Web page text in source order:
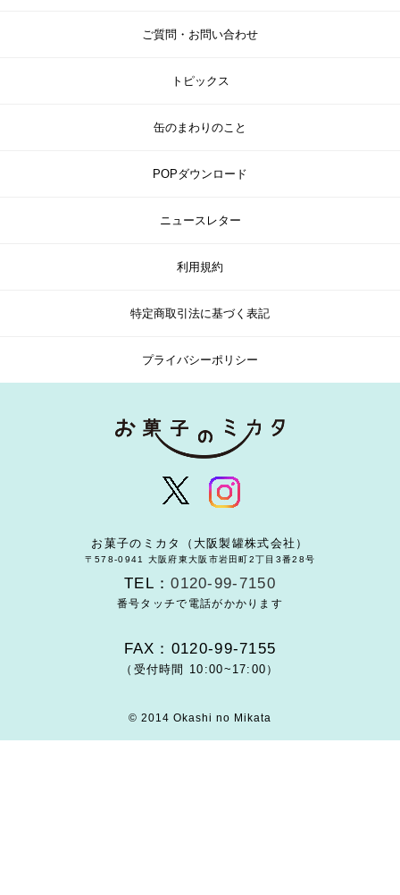
ご質問・お問い合わせ
トピックス
缶のまわりのこと
POPダウンロード
ニュースレター
利用規約
特定商取引法に基づく表記
プライバシーポリシー
お菓子のミカタ（大阪製罐株式会社）
〒578-0941 大阪府東大阪市岩田町2丁目3番28号
TEL：0120-99-7150
番号タッチで電話がかかります
FAX：0120-99-7155
（受付時間 10:00~17:00）
© 2014 Okashi no Mikata